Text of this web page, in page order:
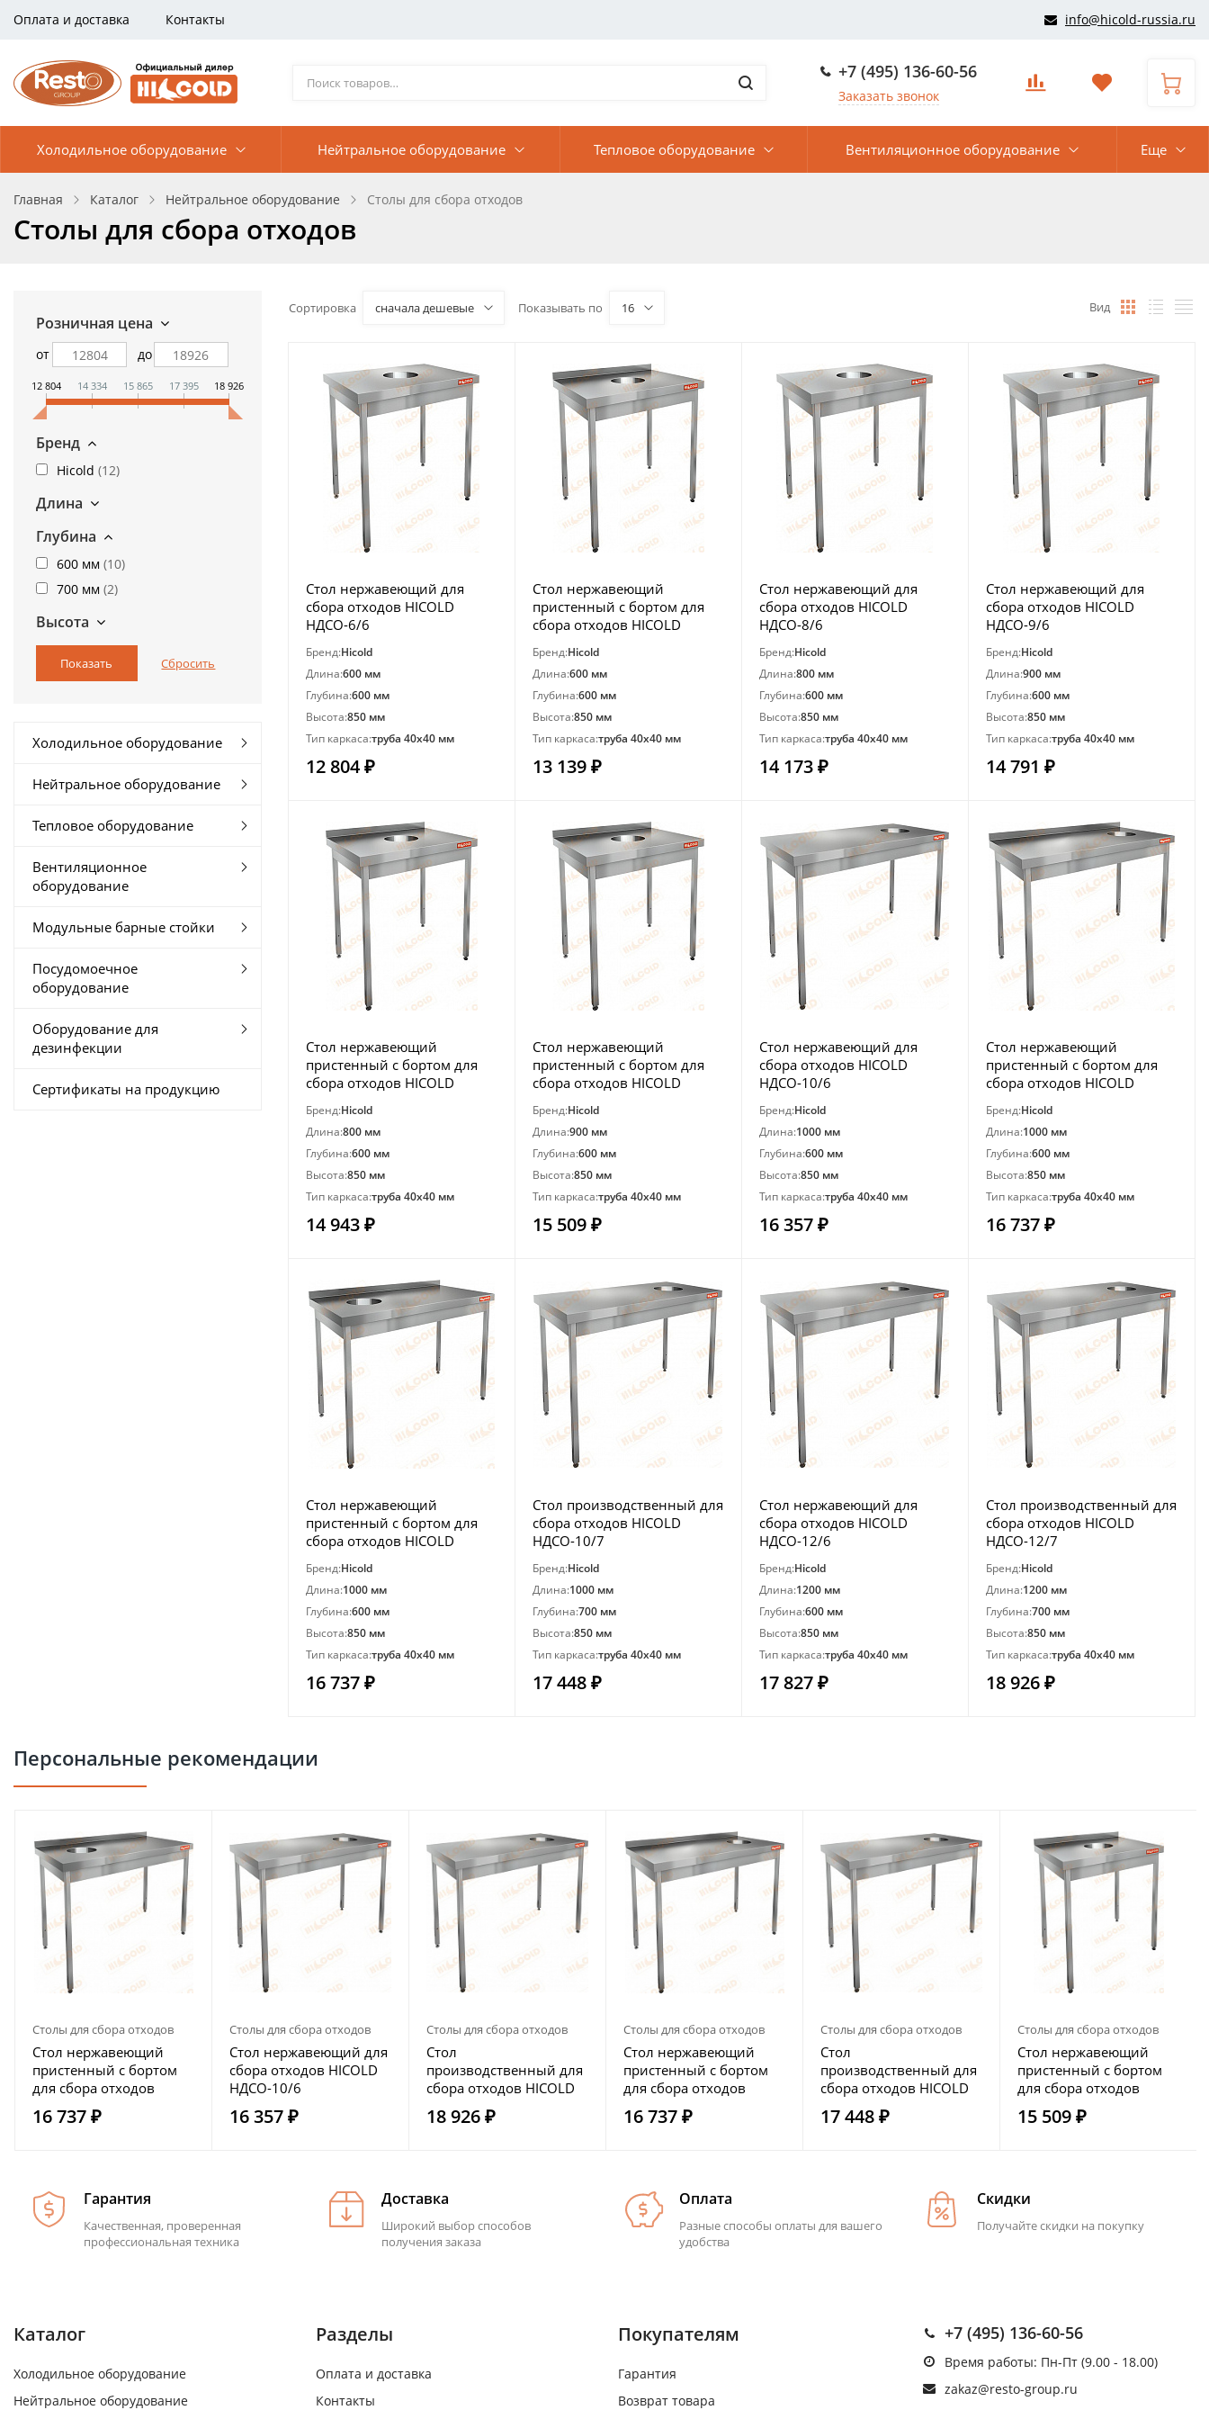
Оплата и доставка Контакты info@hicold-russia.ru
+7 (495) 136-60-56
Заказать звонок
Холодильное оборудование Нейтральное оборудование Тепловое оборудование Вентиляционное оборудование Еще
Главная Каталог Нейтральное оборудование Столы для сбора отходов
Столы для сбора отходов
Розничная цена
от до
12 804 14 334 15 865 17 395 18 926
Бренд
Hicold (12)
Длина
Глубина
600 мм (10)
700 мм (2)
Высота
Холодильное оборудование
Нейтральное оборудование
Тепловое оборудование
Вентиляционное
оборудование
Модульные барные стойки
Посудомоечное
оборудование
Оборудование для
дезинфекции
Сертификаты на продукцию
Сортировка сначала дешевые Показывать по 16 Вид
Стол нержавеющий для
сбора отходов HICOLD
НДСО-6/6
Бренд:Hicold
Длина:600 мм
Глубина:600 мм
Высота:850 мм
Тип каркаса:труба 40х40 мм
12 804 ₽
Стол нержавеющий
пристенный с бортом для
сбора отходов HICOLD
Бренд:Hicold
Длина:600 мм
Глубина:600 мм
Высота:850 мм
Тип каркаса:труба 40х40 мм
13 139 ₽
Стол нержавеющий для
сбора отходов HICOLD
НДСО-8/6
Бренд:Hicold
Длина:800 мм
Глубина:600 мм
Высота:850 мм
Тип каркаса:труба 40х40 мм
14 173 ₽
Стол нержавеющий для
сбора отходов HICOLD
НДСО-9/6
Бренд:Hicold
Длина:900 мм
Глубина:600 мм
Высота:850 мм
Тип каркаса:труба 40х40 мм
14 791 ₽
Стол нержавеющий
пристенный с бортом для
сбора отходов HICOLD
Бренд:Hicold
Длина:800 мм
Глубина:600 мм
Высота:850 мм
Тип каркаса:труба 40х40 мм
14 943 ₽
Стол нержавеющий
пристенный с бортом для
сбора отходов HICOLD
Бренд:Hicold
Длина:900 мм
Глубина:600 мм
Высота:850 мм
Тип каркаса:труба 40х40 мм
15 509 ₽
Стол нержавеющий для
сбора отходов HICOLD
НДСО-10/6
Бренд:Hicold
Длина:1000 мм
Глубина:600 мм
Высота:850 мм
Тип каркаса:труба 40х40 мм
16 357 ₽
Стол нержавеющий
пристенный с бортом для
сбора отходов HICOLD
Бренд:Hicold
Длина:1000 мм
Глубина:600 мм
Высота:850 мм
Тип каркаса:труба 40х40 мм
16 737 ₽
Стол нержавеющий
пристенный с бортом для
сбора отходов HICOLD
Бренд:Hicold
Длина:1000 мм
Глубина:600 мм
Высота:850 мм
Тип каркаса:труба 40х40 мм
16 737 ₽
Стол производственный для
сбора отходов HICOLD
НДСО-10/7
Бренд:Hicold
Длина:1000 мм
Глубина:700 мм
Высота:850 мм
Тип каркаса:труба 40х40 мм
17 448 ₽
Стол нержавеющий для
сбора отходов HICOLD
НДСО-12/6
Бренд:Hicold
Длина:1200 мм
Глубина:600 мм
Высота:850 мм
Тип каркаса:труба 40х40 мм
17 827 ₽
Стол производственный для
сбора отходов HICOLD
НДСО-12/7
Бренд:Hicold
Длина:1200 мм
Глубина:700 мм
Высота:850 мм
Тип каркаса:труба 40х40 мм
18 926 ₽
Персональные рекомендации
Столы для сбора отходов
Стол нержавеющий
пристенный с бортом
для сбора отходов
HICOLD НДСО-10/6БЛ
16 737 ₽
Столы для сбора отходов
Стол нержавеющий для
сбора отходов HICOLD
НДСО-10/6
16 357 ₽
Столы для сбора отходов
Стол
производственный для
сбора отходов HICOLD
НДСО-12/7
18 926 ₽
Столы для сбора отходов
Стол нержавеющий
пристенный с бортом
для сбора отходов
HICOLD НДСО-10/6БП
16 737 ₽
Столы для сбора отходов
Стол
производственный для
сбора отходов HICOLD
НДСО-10/7
17 448 ₽
Столы для сбора отходов
Стол нержавеющий
пристенный с бортом
для сбора отходов
HICOLD НДСО-9/6Б
15 509 ₽
Гарантия
Качественная, проверенная
профессиональная техника
Доставка
Широкий выбор способов
получения заказа
Оплата
Разные способы оплаты для вашего
удобства
Скидки
Получайте скидки на покупку
Каталог
Холодильное оборудование
Нейтральное оборудование
Разделы
Оплата и доставка
Контакты
Покупателям
Гарантия
Возврат товара
+7 (495) 136-60-56
Время работы: Пн-Пт (9.00 - 18.00)
zakaz@resto-group.ru